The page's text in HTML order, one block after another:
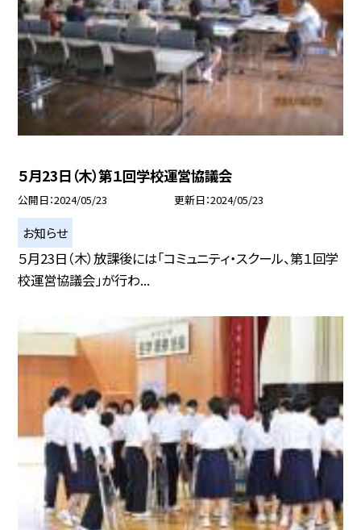
５月23日（木）第１回学校運営協議会
公開日 2024/05/23 更新日 2024/05/23
お知らせ
５月23日（木）放課後には「コミュニティ・スクール、第１回学
校運営協議会」が行わ...